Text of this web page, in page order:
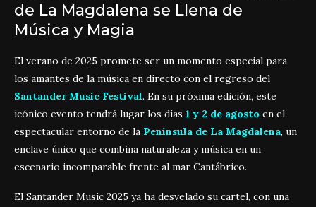
de La Magdalena se Llena de
Música y Magia
El verano de 2025 promete ser un momento especial para
los amantes de la música en directo con el regreso del
Santander Music Festival. En su próxima edición, este
icónico evento tendrá lugar los días 1 y 2 de agosto en el
espectacular entorno de la Península de La Magdalena, un
enclave único que combina naturaleza y música en un
escenario incomparable frente al mar Cantábrico.
El Santander Music 2025 ya ha desvelado su cartel, con una